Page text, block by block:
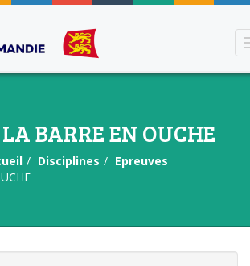
BARRE EN OUCHE
Disciplines
Epreuves